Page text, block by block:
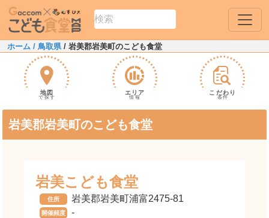
ホーム / 鳥取県/ 岩美郡岩美町のこども食堂
地図
で探す
エリア
情報
こだわり
条件
岩美郡岩美町のこども食堂
岩美こども食堂
住所 岩美郡岩美町浦富2475-81
開催頻度 -